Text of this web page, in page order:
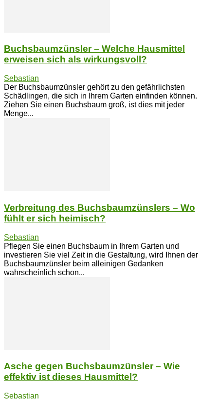
Buchsbaumzünsler – Welche Hausmittel
erweisen sich als wirkungsvoll?
Sebastian
Der Buchsbaumzünsler gehört zu den gefährlichsten
Schädlingen, die sich in Ihrem Garten einfinden können.
Ziehen Sie einen Buchsbaum groß, ist dies mit jeder
Menge...
Verbreitung des Buchsbaumzünslers – Wo
fühlt er sich heimisch?
Sebastian
Pflegen Sie einen Buchsbaum in Ihrem Garten und
investieren Sie viel Zeit in die Gestaltung, wird Ihnen der
Buchsbaumzünsler beim alleinigen Gedanken
wahrscheinlich schon...
Asche gegen Buchsbaumzünsler – Wie
effektiv ist dieses Hausmittel?
Sebastian